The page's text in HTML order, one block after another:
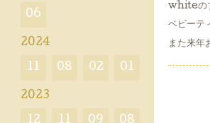
whiteの
ベビーテ
また来年
06
2024
11 08 02 01
2023
12 11 09 08